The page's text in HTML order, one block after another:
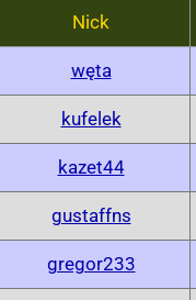
Nick
węta
kufelek
kazet44
gustaffns
gregor233